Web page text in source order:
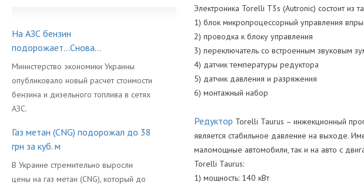
На АЗС бензин
подорожает...Снова...
Министерство экономики Украины
опубликовало новый расчет стоимости
бензина и дизельного топлива в сетях
АЗС.
Газ метан (CNG) подорожал до 38
грн за куб. м
В Украине стремительно выросли
цены на газ метан (CNG), который до
Электроника Torelli T3s (Autronic) состоит из
1) блок микропроцессорный управления
2) проводка к блоку управления
3) переключатель со встроенным звуковым
4) датчик температуры редуктора
5) датчик давления и разряжения
6) монтажный набор
Редуктор Torelli Taurus – инжекционный
является стабильное давление на выходе.
маломощные автомобили, так и на авто с
Torelli Taurus:
1) мощность: 140 кВт